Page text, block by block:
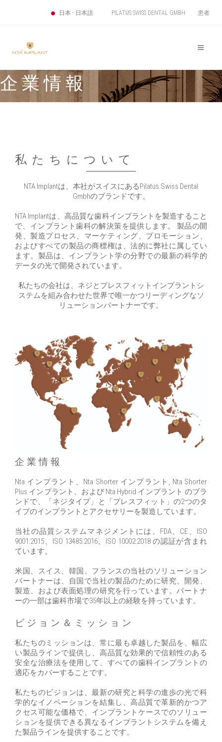
患者
PILATUS SWISS DENTAL GMBH
日本 - 日本語
企業情報
私たちについて
NTA Implantは、本社がスイスにあるPilatus Swiss Dental
Gmbhのブランドです。
NTA Implantは、高品質な歯科インプラントを製造すること
で、インプラント歯科の解決策を提供します。 製品の開
発、製造プロセス、マーケティング、プロモーション、
およびすべての製品の商標権は、法的に弊社に属してい
ます。製品は、インプラント学の分野での最新の科学的
データの光で開発されています。
私たちの会社は、ネジとプレスフィットインプラントシ
ステムを組み合わせた世界で唯一かつリーディングなソ
リューションパートナーです。
企業情報
Nta インプラント、Nta Shorter インプラント, Nta Shorter
Plus インプラント、および Nta Hybrid インプラント のブラ
ンドで、「ネジタイプ」と「プレスフィット」の2つのタ
イプのインプラントとアクセサリーを製造しています。
当社の品質システムマネジメントには、FDA、CE、ISO
9001:2015、ISO 13485:2016、ISO 10002:2018 の認証が含まれ
ています。
米国、スイス、韓国、フランスの当社のソリューション
パートナーは、自国で当社の製品のために研究、開発、
製造、および表面処理の研究を行っています。パートナ
ーの一部は歯科市場で35年以上の経験を持っています。
ビジョン＆ミッション
私たちのミッションは、常に最も卓越した製品を、幅広
い製品ラインで提供し、高品質な効果的で信頼性のある
安全な治療法を使用して、すべての歯科インプラントの
適応をカバーすることです。
私たちのビジョンは、最新の研究と科学の進歩の光で科
学的なイノベーションを結集し、高品質で革新的かつア
クセス可能な価格で、インプラントケースでのソリュー
ションを提供できる異なるインプラントシステムを備え
た製品ラインを提供することです。